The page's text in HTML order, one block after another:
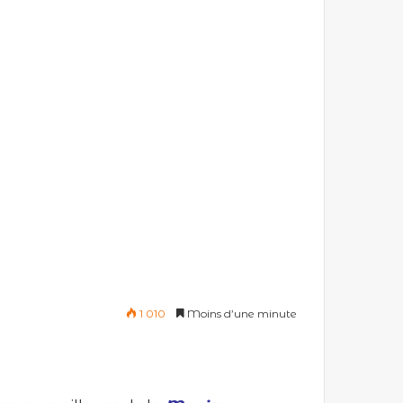
1 010 Moins d’une minute